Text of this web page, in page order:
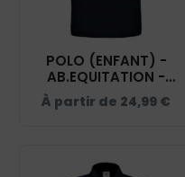
POLO (ENFANT) -
AB.EQUITATION -
BCK424
À partir de 24,99 €